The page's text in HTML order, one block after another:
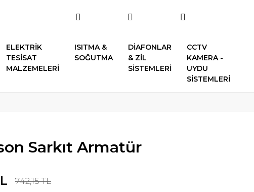
ELEKTRİK
TESİSAT
MALZEMELERİ
ISITMA &
SOĞUTMA
DİAFONLAR
& ZİL
SİSTEMLERİ
CCTV
KAMERA -
UYDU
SİSTEMLERİ
Sarkıt Armatür
742,15 TL